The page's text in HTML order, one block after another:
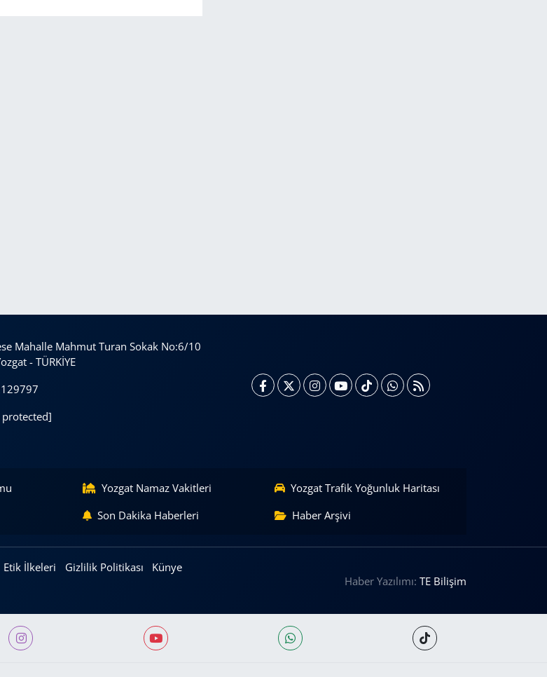
Mahalle Mahmut Turan Sokak No:6/10
- TÜRKİYE
Yozgat Namaz Vakitleri
Yozgat Trafik Yoğunluk Haritası
Son Dakika Haberleri Haber Arşivi
Etik İlkeleri Gizlilik Politikası
Künye
Haber Yazılımı:TE Bilişim